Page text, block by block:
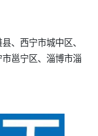
、西宁市城中区、
邕宁区、淄博市淄